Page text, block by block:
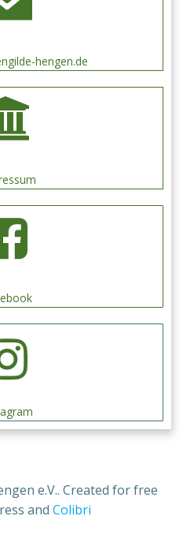
hengen.de
e.V.. Created for free
and Colibri